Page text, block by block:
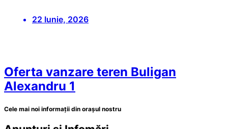
22 Iunie, 2026
Oferta vanzare teren Buligan
Alexandru 1
Cele mai noi informații din orașul nostru